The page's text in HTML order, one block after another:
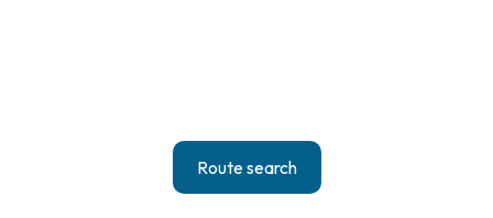
Route search